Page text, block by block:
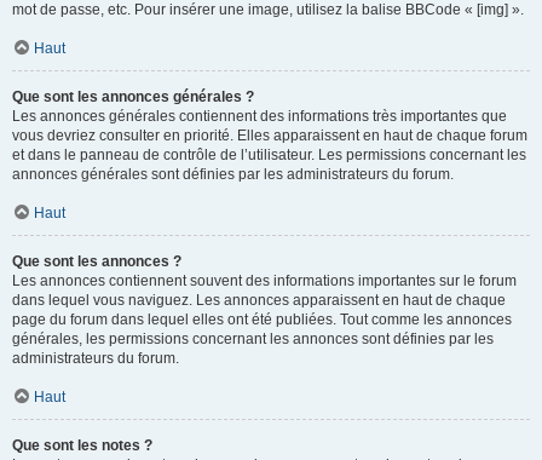
mot de passe, etc. Pour insérer une image, utilisez la balise BBCode « [img] ».
Haut
Que sont les annonces générales ?
Les annonces générales contiennent des informations très importantes que
vous devriez consulter en priorité. Elles apparaissent en haut de chaque forum
et dans le panneau de contrôle de l’utilisateur. Les permissions concernant les
annonces générales sont définies par les administrateurs du forum.
Haut
Que sont les annonces ?
Les annonces contiennent souvent des informations importantes sur le forum
dans lequel vous naviguez. Les annonces apparaissent en haut de chaque
page du forum dans lequel elles ont été publiées. Tout comme les annonces
générales, les permissions concernant les annonces sont définies par les
administrateurs du forum.
Haut
Que sont les notes ?